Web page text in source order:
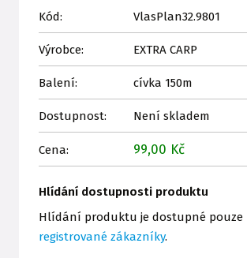
Kód: VlasPlan32.9801
Výrobce: EXTRA CARP
Balení: cívka 150m
Dostupnost: Není skladem
Cena: 99,00 Kč
Hlídání dostupnosti produktu
Hlídání produktu je dostupné pouze
registrované zákazníky.